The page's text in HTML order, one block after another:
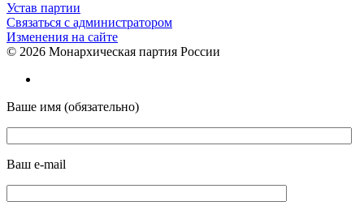
Устав партии
Связаться с администратором
Изменения на сайте
© 2026 Монархическая партия России
Ваше имя (обязательно)
Ваш e-mail